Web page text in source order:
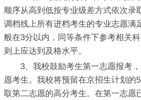
顺序从高到低按专业级差方式依次录
调档线上所有进档考生的专业志愿满
般在3分以内，同等条件下参考相关
则上应达到及格水平。
3、我校鼓励考生第一志愿报考，
愿考生。我校将预留在京招生计划的
取第二志愿的高分考生。在第一志愿